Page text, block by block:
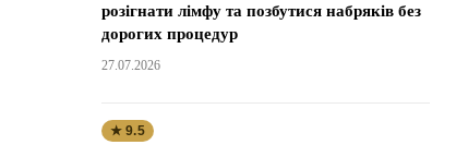
розігнати лімфу та позбутися набряків без
дорогих процедур
27.07.2026
★ 9.5